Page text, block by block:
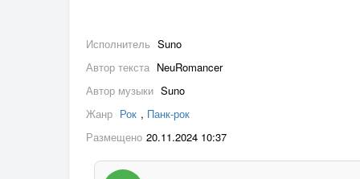
Исполнитель Suno
Автор текста NeuRomancer
Автор музыки Suno
Жанр Рок , Панк-рок
Размещено 20.11.2024 10:37